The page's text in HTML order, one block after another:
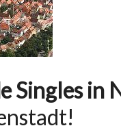
Singles in